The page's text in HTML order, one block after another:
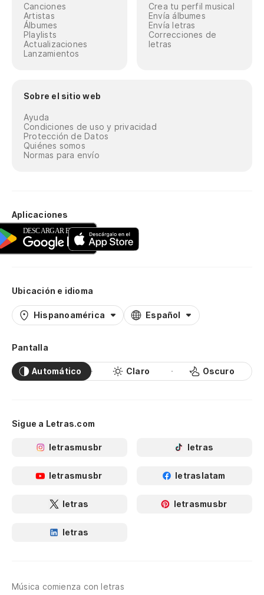
Canciones
Artistas
Álbumes
Playlists
Actualizaciones
Lanzamientos
Crea tu perfil musical
Envía álbumes
Envía letras
Correcciones de
letras
Sobre el sitio web
Ayuda
Condiciones de uso y privacidad
Protección de Datos
Quiénes somos
Normas para envío
Aplicaciones
Ubicación e idioma
Hispanoamérica Español
Pantalla
Automático Claro Oscuro
Sigue a Letras.com
letrasmusbr letras
letrasmusbr letraslatam
letras letrasmusbr
letras
Música comienza con letras